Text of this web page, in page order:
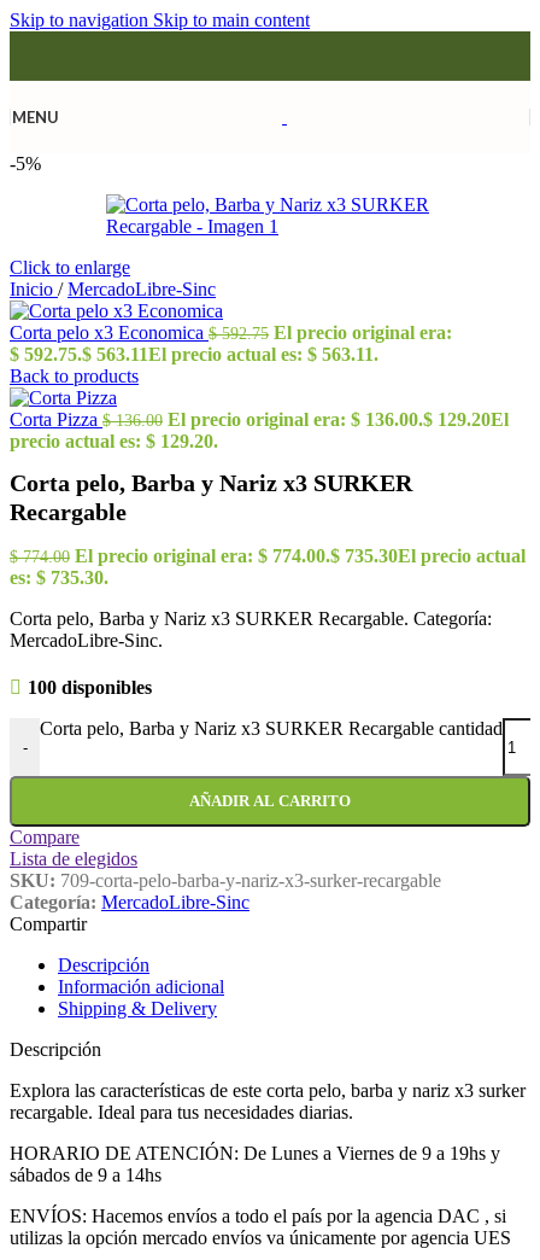
Skip to navigation Skip to main content
MENU
-5%
Click to enlarge
Inicio / MercadoLibre-Sinc
Corta pelo x3 Economica $592.75 El precio original era:
$ 592.75.$ 563.11El precio actual es: $ 563.11.
Back to products
Corta Pizza $136.00 El precio original era: $ 136.00.$ 129.20El
precio actual es: $ 129.20.
Corta pelo, Barba y Nariz x3 SURKER
Recargable
$774.00 El precio original era: $ 774.00.$ 735.30El precio actual
es: $ 735.30.
Corta pelo, Barba y Nariz x3 SURKER Recargable. Categoría:
MercadoLibre-Sinc.
100 disponibles
-
Corta pelo, Barba y Nariz x3 SURKER Recargable cantidad
AÑADIR AL CARRITO
Compare
Lista de elegidos
SKU: 709-corta-pelo-barba-y-nariz-x3-surker-recargable
Categoría: MercadoLibre-Sinc
Compartir
Descripción
Información adicional
Shipping & Delivery
Descripción
Explora las características de este corta pelo, barba y nariz x3 surker
recargable. Ideal para tus necesidades diarias.
HORARIO DE ATENCIÓN: De Lunes a Viernes de 9 a 19hs y
sábados de 9 a 14hs
ENVÍOS: Hacemos envíos a todo el país por la agencia DAC , si
utilizas la opción mercado envíos va únicamente por agencia UES